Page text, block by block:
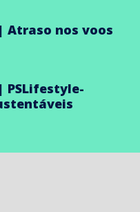
| Atraso nos voos
| PSLifestyle-